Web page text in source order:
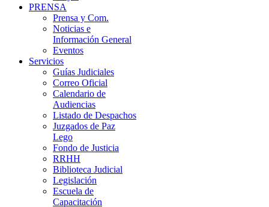
PRENSA
Prensa y Com.
Noticias e
Información General
Eventos
Servicios
Guías Judiciales
Correo Oficial
Calendario de
Audiencias
Listado de Despachos
Juzgados de Paz
Lego
Fondo de Justicia
RRHH
Biblioteca Judicial
Legislación
Escuela de
Capacitación